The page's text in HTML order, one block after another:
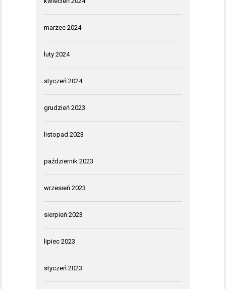
marzec 2024
luty 2024
styczeń 2024
grudzień 2023
listopad 2023
październik 2023
wrzesień 2023
sierpień 2023
lipiec 2023
styczeń 2023